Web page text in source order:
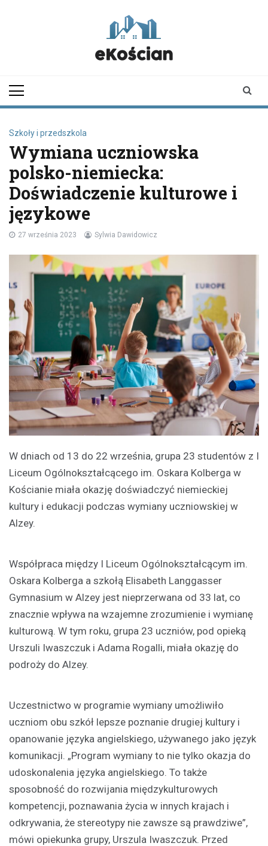
Szkoły i przedszkola
Wymiana uczniowska
polsko-niemiecka:
Doświadczenie kulturowe i
językowe
27 września 2023 Sylwia Dawidowicz
W dniach od 13 do 22 września, grupa 23 studentów z I
Liceum Ogólnokształcącego im. Oskara Kolberga w
Kościanie miała okazję doświadczyć niemieckiej
kultury i edukacji podczas wymiany uczniowskiej w
Alzey.
Współpraca między I Liceum Ogólnokształcącym im.
Oskara Kolberga a szkołą Elisabeth Langgasser
Gymnasium w Alzey jest nieprzerwana od 33 lat, co
znacznie wpływa na wzajemne zrozumienie i wymianę
kulturową. W tym roku, grupa 23 uczniów, pod opieką
Urszuli Iwaszczuk i Adama Rogalli, miała okazję do
podroży do Alzey.
Uczestnictwo w programie wymiany umożliwiło
uczniom obu szkół lepsze poznanie drugiej kultury i
opanowanie języka angielskiego, używanego jako język
komunikacji. „Program wymiany to nie tylko okazja do
udoskonalenia języka angielskiego. To także
sposobność do rozwijania międzykulturowych
kompetencji, poznawania życia w innych krajach i
odkrywania, że stereotypy nie zawsze są prawdziwe”,
mówi opiekunka grupy, Urszula Iwaszczuk. Przed